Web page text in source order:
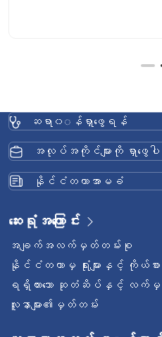
ဆရာ၀◌န်ရှာဖွေရန်
အလုပ်အကိုင်များကို ရှာဖွေပါ
နိုင်ငံတကာအာမခံ
ဆေးရုံအကြောင်း
အချက်အလက်မှတ်တမ်းစု
နိုင်ငံတကာမှ ရုံးများနှင့် ကိုယ်စား
ရရှိထားသော ဆုတံဆိပ်နှင့် လက်မှတ်
လူနာများ၏မှတ်တမ်း